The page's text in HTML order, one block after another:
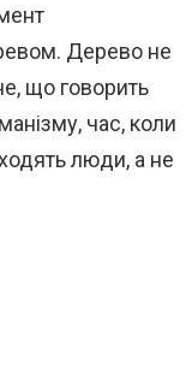
Дерево не
що говорить
час, коли
люди, а не